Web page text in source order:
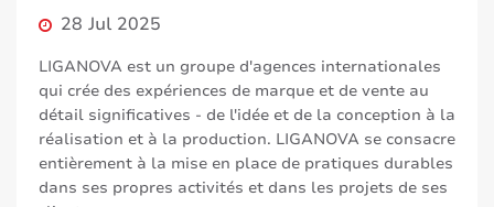
28 Jul 2025
LIGANOVA est un groupe d'agences internationales
qui crée des expériences de marque et de vente au
détail significatives - de l'idée et de la conception à la
réalisation et à la production. LIGANOVA se consacre
entièrement à la mise en place de pratiques durables
dans ses propres activités et dans les projets de ses